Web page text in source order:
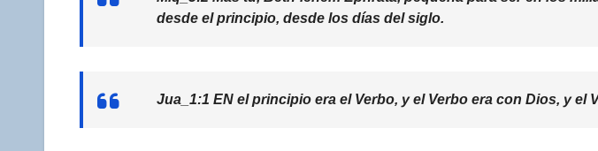
desde el principio, desde los días del siglo.
Jua_1:1 EN el principio era el Verbo, y el Verbo era con Dios, y el